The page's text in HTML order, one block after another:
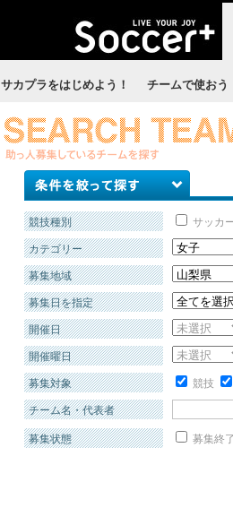
サカプラをはじめよう！ チームで使おう
競技種別 サッカ
カテゴリー
募集地域
募集日を指定
開催日
開催曜日
募集対象 競技
チーム名・代表者
募集状態 募集終